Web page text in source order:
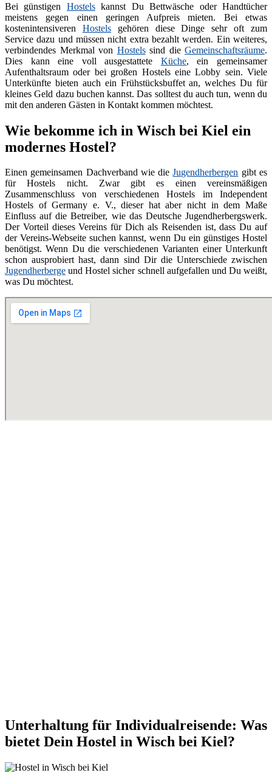
Bei günstigen Hostelskannst Du Bettwäsche oder Handtücher
meistens gegen einen geringen Aufpreis mieten. Bei etwas
kostenintensiveren Hostelsgehören diese Dinge sehr oft zum
Service dazu und müssen nicht extra bezahlt werden. Ein weiteres,
verbindendes Merkmal von Hostelssind die Gemeinschaftsräume.
Dies kann eine voll ausgestattete Küche, ein gemeinsamer
Aufenthaltsraum oder bei großen Hostels eine Lobby sein. Viele
Unterkünfte bieten auch ein Frühstücksbuffet an, welches Du für
kleines Geld dazu buchen kannst. Das solltest du auch tun, wenn du
mit den anderen Gästen in Kontakt kommen möchtest.
Wie bekomme ich in Wisch bei Kiel ein
modernes Hostel?
Einen gemeinsamen Dachverband wie dieJugendherbergen gibt es
für Hostels nicht. Zwar gibt es einen vereinsmäßigen
Zusammenschluss von verschiedenen Hostels im Independent
Hostels of Germany e. V., dieser hat aber nicht in dem Maße
Einfluss auf die Betreiber, wie das Deutsche Jugendherbergswerk.
Der Vorteil dieses Vereins für Dich als Reisenden ist, dass Du auf
der Vereins-Webseite suchen kannst, wenn Du ein günstiges Hostel
benötigst. Wenn Du die verschiedenen Varianten einer Unterkunft
schon ausprobiert hast, dann sind Dir die Unterschiede zwischen
Jugendherberge und Hostel sicher schnell aufgefallen und Du weißt,
was Du möchtest.
Unterhaltung für Individualreisende: Was
bietet Dein Hostel in Wisch bei Kiel?